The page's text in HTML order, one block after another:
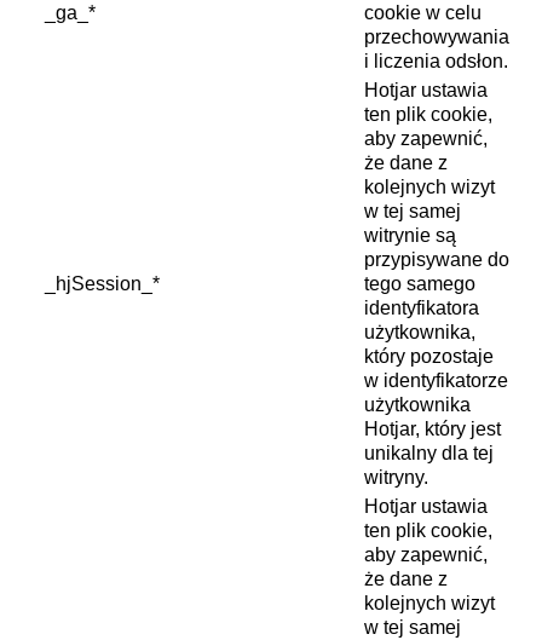
_ga_*
cookie w celu
przechowywania
i liczenia odsłon.
_hjSession_*
Hotjar ustawia
ten plik cookie,
aby zapewnić,
że dane z
kolejnych wizyt
w tej samej
witrynie są
przypisywane do
tego samego
identyfikatora
użytkownika,
który pozostaje
w identyfikatorze
użytkownika
Hotjar, który jest
unikalny dla tej
witryny.
Hotjar ustawia
ten plik cookie,
aby zapewnić,
że dane z
kolejnych wizyt
w tej samej